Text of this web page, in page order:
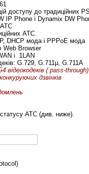
доступу до традиційних
IP Phone і Dynamix DW
АТС.
DHCP мода і PPPoE мода
Web Browser
і 1LAN
G.729, G.711µ, G.711A
відеокодеків ( pass-through)
дзвінків
статусу АТС (див. ниже).